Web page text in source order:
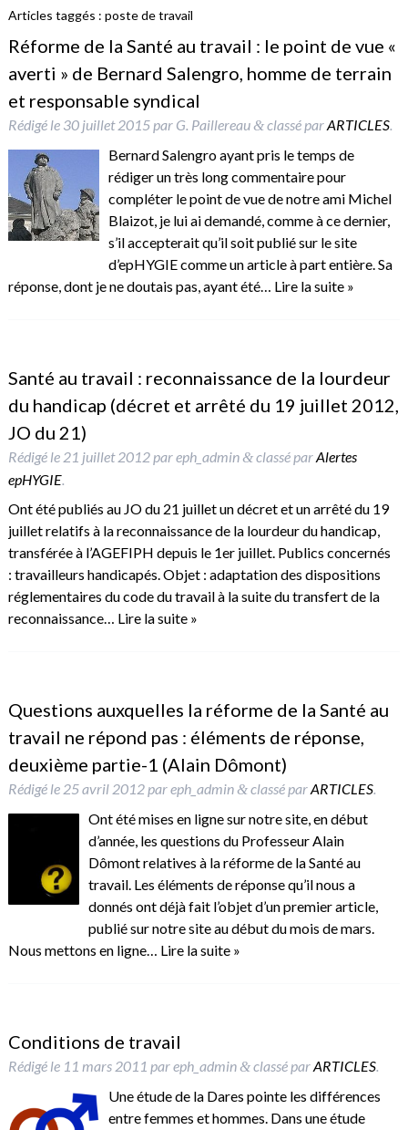
Articles taggés : poste de travail
Réforme de la Santé au travail : le point de vue «
averti » de Bernard Salengro, homme de terrain
et responsable syndical
Rédigé le 30 juillet 2015par G. Paillereau &classé parARTICLES.
Bernard Salengro ayant pris le temps de
rédiger un très long commentaire pour
compléter le point de vue de notre ami Michel
Blaizot, je lui ai demandé, comme à ce dernier,
s’il accepterait qu’il soit publié sur le site
d’epHYGIE comme un article à part entière. Sa
réponse, dont je ne doutais pas, ayant été… Lire la suite »
Santé au travail : reconnaissance de la lourdeur
du handicap (décret et arrêté du 19 juillet 2012,
JO du 21)
Rédigé le 21 juillet 2012pareph_admin &classé parAlertes
epHYGIE.
Ont été publiés au JO du 21 juillet un décret et un arrêté du 19
juillet relatifs à la reconnaissance de la lourdeur du handicap,
transférée à l’AGEFIPH depuis le 1er juillet. Publics concernés
: travailleurs handicapés. Objet : adaptation des dispositions
réglementaires du code du travail à la suite du transfert de la
reconnaissance… Lire la suite »
Questions auxquelles la réforme de la Santé au
travail ne répond pas : éléments de réponse,
deuxième partie-1 (Alain Dômont)
Rédigé le 25 avril 2012pareph_admin &classé parARTICLES.
Ont été mises en ligne sur notre site, en début
d’année, les questions du Professeur Alain
Dômont relatives à la réforme de la Santé au
travail. Les éléments de réponse qu’il nous a
donnés ont déjà fait l’objet d’un premier article,
publié sur notre site au début du mois de mars.
Nous mettons en ligne… Lire la suite »
Conditions de travail
Rédigé le 11 mars 2011 pareph_admin &classé parARTICLES.
Une étude de la Dares pointe les différences
entre femmes et hommes. Dans une étude